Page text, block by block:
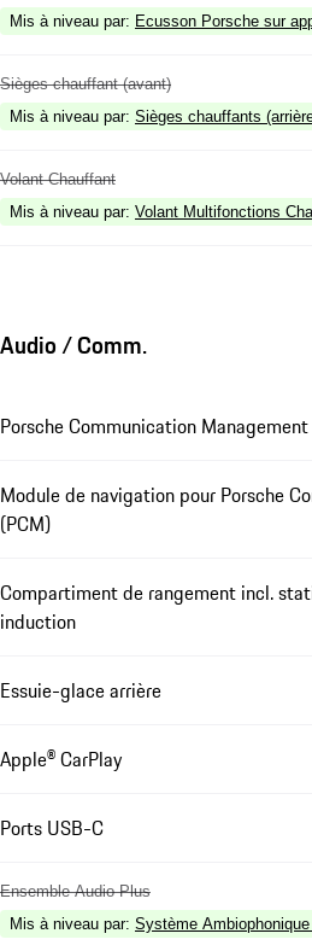
Mis à niveau par: Ecusson Porsche sur
Sièges chauffant (avant)
Mis à niveau par: Sièges chauffants
Volant Chauffant
Mis à niveau par: Volant Multifonctions
Audio / Comm.
Porsche Communication
Module de navigation pour Porsche
(PCM)
Compartiment de rangement incl.
induction
Essuie-glace arrière
Apple® CarPlay
Ports USB-C
Ensemble Audio Plus
Mis à niveau par: Système